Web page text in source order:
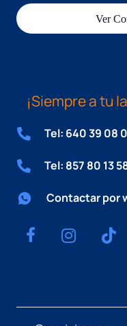
Ver
¡Siempre a tu
Tel: 640 39 08
Tel: 857 80 13
Contactar por